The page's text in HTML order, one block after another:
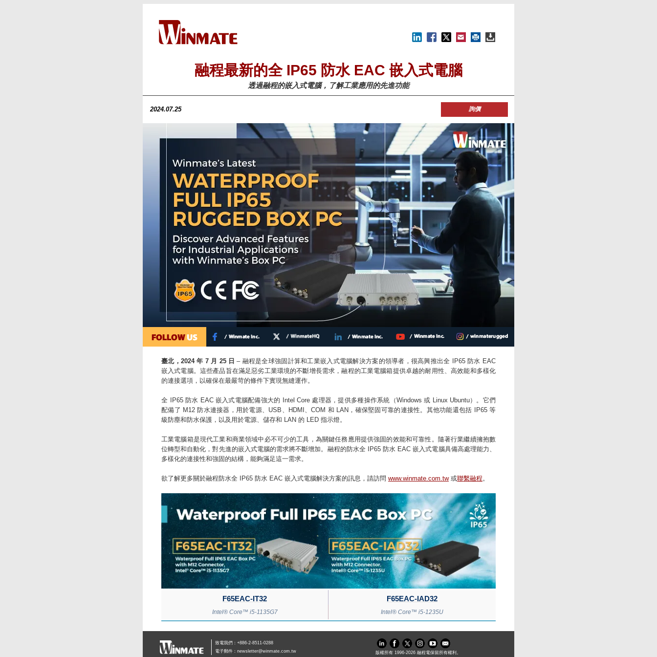
融程最新的全 IP65 防水 EAC 嵌入式電腦
透過融程的嵌入式電腦，了解工業應用的先進功能
2024.07.25 詢價
臺北，2024 年 7 月 25 日 – 融程是全球強固計算和工業嵌入式電腦解決方案的領導者，很高興推出全 IP65 防水 EAC
嵌入式電腦。這些產品旨在滿足惡劣工業環境的不斷增長需求，融程的工業電腦箱提供卓越的耐用性、高效能和多樣化
的連接選項，以確保在最嚴苛的條件下實現無縫運作。
全 IP65 防水 EAC 嵌入式電腦配備強大的 Intel Core 處理器，提供多種操作系統（Windows 或 Linux Ubuntu）。它們
配備了 M12 防水連接器，用於電源、USB、HDMI、COM 和 LAN，確保堅固可靠的連接性。其他功能還包括 IP65 等
級防塵和防水保護，以及用於電源、儲存和 LAN 的 LED 指示燈。
工業電腦箱是現代工業和商業領域中必不可少的工具，為關鍵任務應用提供強固的效能和可靠性。隨著行業繼續擁抱數
位轉型和自動化，對先進的嵌入式電腦的需求將不斷增加。融程的防水全 IP65 防水 EAC 嵌入式電腦具備高處理能力、
多樣化的連接性和強固的結構，能夠滿足這一需求。
欲了解更多關於融程防水全 IP65 防水 EAC 嵌入式電腦解決方案的訊息，請訪問 www.winmate.com.tw或聯繫融程。
F65EAC-IT32 F65EAC-IAD32
Intel® Core™ i5-1135G7 Intel® Core™ i5-1235U
致電我們：+886-2-8511-0288
電子郵件： newsletter@winmate.com.tw 版權所有 1996-2026 融程電保留所有權利。